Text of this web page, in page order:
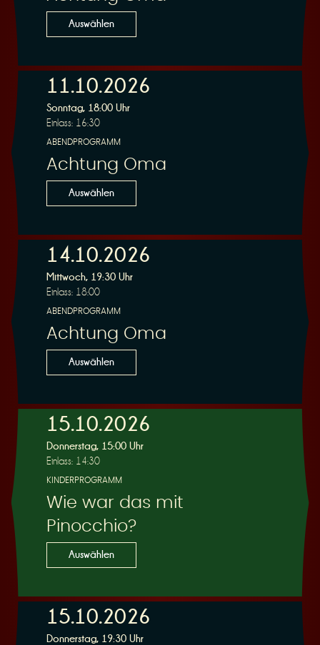
n
g
Auswählen
11.10.2026
Sonntag, 18:00 Uhr
Einlass: 16:30
ABENDPROGRAMM
Achtung Oma
Auswählen
14.10.2026
Mittwoch, 19:30 Uhr
Einlass: 18:00
ABENDPROGRAMM
Achtung Oma
Auswählen
15.10.2026
Donnerstag, 15:00 Uhr
Einlass: 14:30
KINDERPROGRAMM
Wie war das mit
Pinocchio?
Auswählen
15.10.2026
Donnerstag, 19:30 Uhr